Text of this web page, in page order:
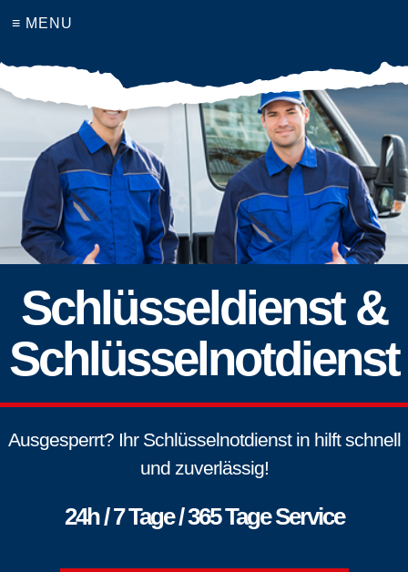
≡ MENU
Schlüsseldienst &
Schlüsselnotdienst
Ausgesperrt? Ihr Schlüsselnotdienst in hilft schnell
und zuverlässig!
24h / 7 Tage / 365 Tage Service